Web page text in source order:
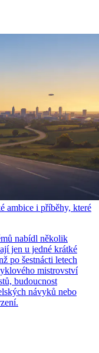
ambice i příběhy, které
nabídl několik
jen u jedné krátké
po šestnácti letech
mistrovství
budoucnost
návyků nebo